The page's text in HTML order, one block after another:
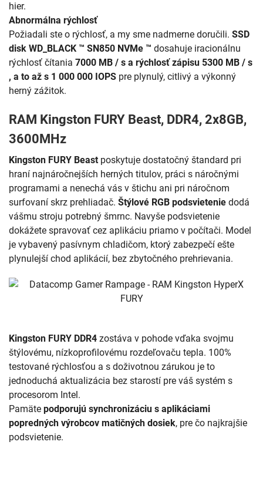
hier.
Abnormálna rýchlosť
Požiadali ste o rýchlosť, a my sme nadmerne doručili. SSD
disk WD_BLACK ™ SN850 NVMe ™ dosahuje iracionálnu
rýchlosť čítania 7000 MB / s a rýchlosť zápisu 5300 MB / s
, a to až s 1 000 000 IOPS pre plynulý, citlivý a výkonný
herný zážitok.
RAM Kingston FURY Beast, DDR4, 2x8GB,
3600MHz
Kingston FURY Beast poskytuje dostatočný štandard pri
hraní najnáročnejších herných titulov, práci s náročnými
programami a nenechá vás v štichu ani pri náročnom
surfovaní skrz prehliadač. Štýlové RGB podsvietenie dodá
vášmu stroju potrebný šmrnc. Navyše podsvietenie
dokážete spravovať cez aplikáciu priamo v počítači. Model
je vybavený pasívnym chladičom, ktorý zabezpečí ešte
plynulejší chod aplikácií, bez zbytočného prehrievania.
Kingston FURY DDR4 zostáva v pohode vďaka svojmu
štýlovému, nízkoprofilovému rozdeľovaču tepla. 100%
testované rýchlosťou a s doživotnou zárukou je to
jednoduchá aktualizácia bez starostí pre váš systém s
procesorom Intel.
Pamäte podporujú synchronizáciu s aplikáciami
popredných výrobcov matičných dosiek, pre čo najkrajšie
podsvietenie.